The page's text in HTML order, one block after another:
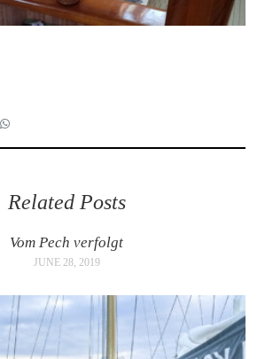
Related Posts
Vom Pech verfolgt
JUNE 28, 2019